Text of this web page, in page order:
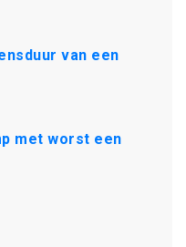
van een
met worst een